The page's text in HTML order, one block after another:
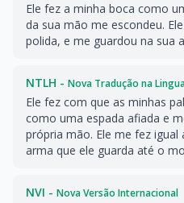
Ele fez a minha boca como
da sua mão me escondeu.
polida, e me guardou na sua
NTLH - Nova Tradução na
Ele fez com que as minhas
como uma espada afiada e
própria mão. Ele me fez
arma que ele guarda até o
NVI - Nova Versão Internacional